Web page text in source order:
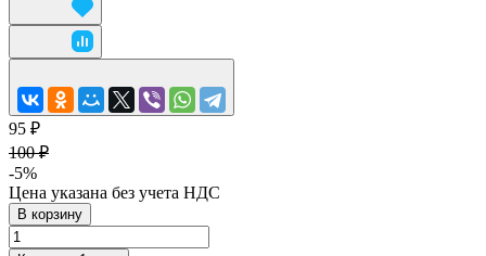
95 ₽
100 ₽
-5%
Цена указана без учета НДС
В корзину